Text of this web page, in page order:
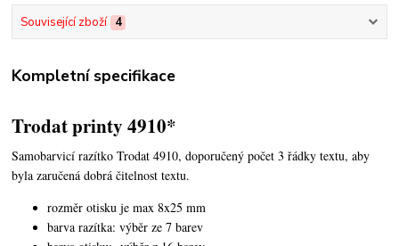
Související zboží 4
Kompletní specifikace
Trodat printy 4910*
Samobarvicí razítko Trodat 4910, doporučený počet 3 řádky textu,aby
byla zaručená dobrá čitelnost textu.
rozměr otisku je max 8x25 mm
barva razítka: výběr ze 7 barev